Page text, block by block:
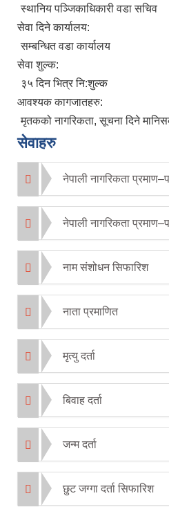
स्थानिय पञ्जिकाधिकारी वडा सचिव
सेवा दिने कार्यालय:
सम्बन्धित वडा कार्यालय
सेवा शुल्क:
३५ दिन भित्र नि:शुल्क
आवश्यक कागजातहरु:
मृतकको नागरिकता, सूचना दिने
सेवाहरु
नेपाली नागरिकता
नेपाली नागरिकता
नाम संशोधन सिफारिश
नाता प्रमाणित
मृत्यु दर्ता
बिवाह दर्ता
जन्म दर्ता
छुट जग्गा दर्ता सिफारिश